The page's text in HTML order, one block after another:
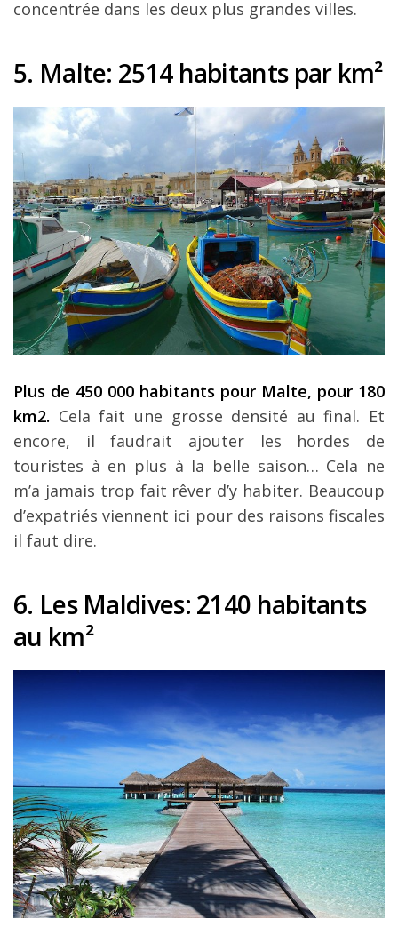
concentrée dans les deux plus grandes villes.
5. Malte: 2514 habitants par km²
Plus de 450 000 habitants pour Malte, pour 180
km2. Cela fait une grosse densité au final. Et
encore, il faudrait ajouter les hordes de
touristes à en plus à la belle saison… Cela ne
m’a jamais trop fait rêver d’y habiter. Beaucoup
d’expatriés viennent ici pour des raisons fiscales
il faut dire.
6. Les Maldives: 2140 habitants
au km²